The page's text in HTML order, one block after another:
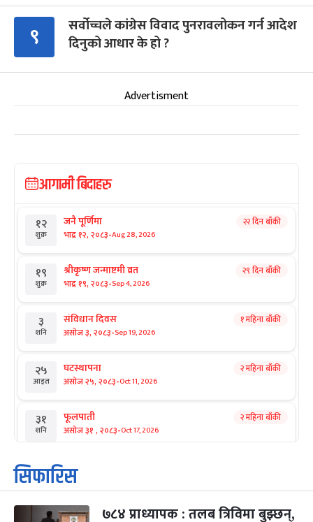
९
सर्वोच्चले कांग्रेस विवाद पुनरावलोकन गर्न आदेश
दिनुको आधार के हो ?
Advertisment
आगामी बिदाहरु
१२
शुक्र
जनै पूर्णिमा
भाद्र १२, २०८३-Aug 28, 2026
२२ दिन बाँकी
१९
शुक्र
श्रीकृष्ण जन्माष्टमी व्रत
भाद्र १९, २०८३-Sep 4, 2026
२९ दिन बाँकी
३
शनि
संविधान दिवस
असोज ३, २०८३-Sep 19, 2026
१ महिना बाँकी
२५
आइत
घटस्थापना
असोज २५, २०८३-Oct 11, 2026
२ महिना बाँकी
३१
शनि
फूलपाती
असोज ३१ , २०८३-Oct 17, 2026
२ महिना बाँकी
१
आइत
कार्तिक सङ्क्रान्ति
कार्तिक १, २०८३
३ महानवमी २ महिना बाँकी
सिफारिस
७८४ प्राध्यापक : तलब त्रिविमा बुझ्छन्,